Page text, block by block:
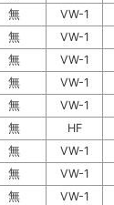
無
VW-1
無
VW-1
無
VW-1
無
VW-1
無 VW-1
無
HF
無
VW-1
無
VW-1
無
VW-1